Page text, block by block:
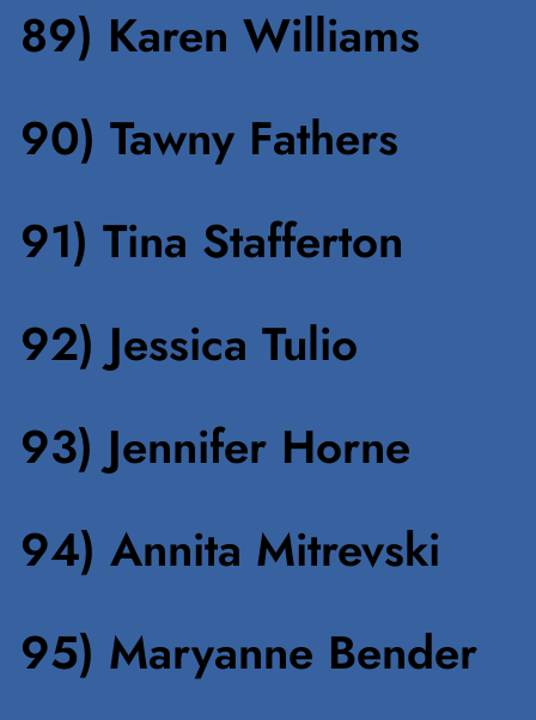
89) Karen Williams
90) Tawny Fathers
91) Tina Stafferton
92) Jessica Tulio
93) Jennifer Horne
94) Annita Mitrevski
95) Maryanne Bender